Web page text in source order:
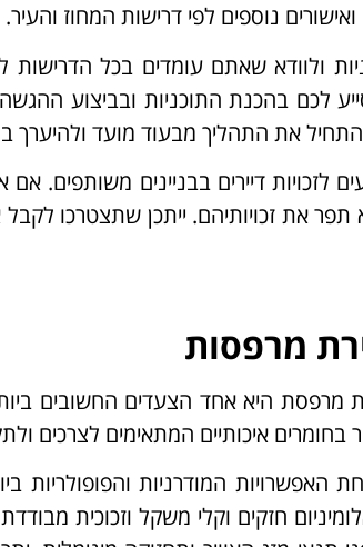
נוספים לפי דרישות המחוז והעיר.
ולוודא שאתם עומדים בכל
לכם בהכנת התוכניות ובביצוע
את התהליך מבעוד מועד ולהיערך
לזכויות דיירים בבניינים משותפים.
את זכויותיהם. ייתכן שתצטרכו
מרפסות
מרפסת היא אחד הצעדים החשובים
בחומרים איכותיים המתאימים לצרכים
האפשרויות המודרניות והפופולריות
חזקים וקלי משקל וזכוכית